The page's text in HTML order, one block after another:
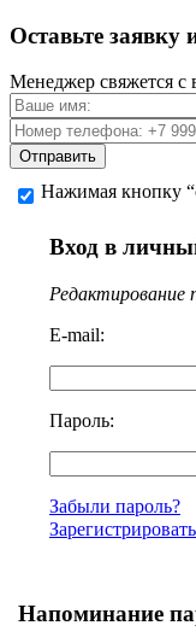
Оставьте
Менеджер свяжется с
Отправить
Нажимая кнопку
Вход в
Редактирование
E-mail:
Пароль:
Забыли пароль?
Напоминание